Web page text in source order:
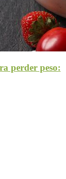
perder peso: